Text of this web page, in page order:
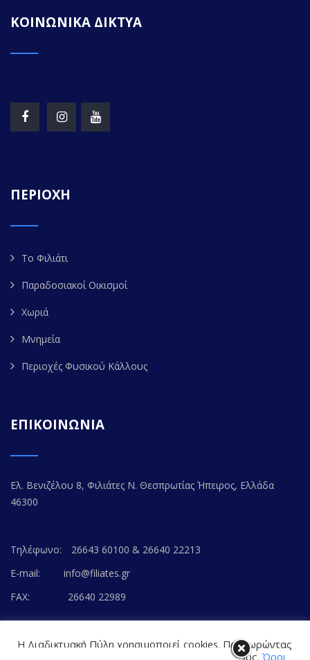
ΚΟΙΝΩΝΙΚΑ ΔΙΚΤΥΑ
ΠΕΡΙΟΧΗ
Το Φιλιάτι
Παραδοσιακοί Οικισμοί
Χωριά
Μνημεία
Περιοχές Φυσικού Κάλλους
ΕΠΙΚΟΙΝΩΝΙΑ
Ελ. Βενιζέλου 8, Φιλιάτες Ν. Θεσπρωτίας Ήπειρος, Ελλάδα
46300
Τηλέφωνο:
26643 60100 & 26640 22213
E-mail:
info@filiates.gr
FAX:
26640 22989
Η Διαδικτυακή Πύλη χρησιμοποιεί cookies. Προχωρώντας
στο περιεχόμενο, συναινείτε με την αποδοχή τους. Όροι